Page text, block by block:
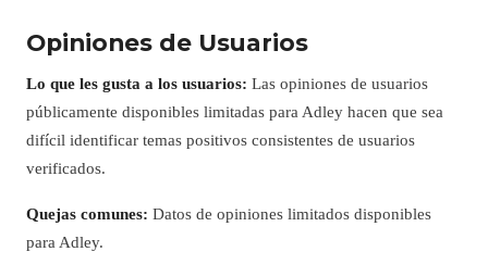
Opiniones de Usuarios
Lo que les gusta a los usuarios: Las opiniones de usuarios
públicamente disponibles limitadas para Adley hacen que sea
difícil identificar temas positivos consistentes de usuarios
verificados.
Quejas comunes: Datos de opiniones limitados disponibles
para Adley.